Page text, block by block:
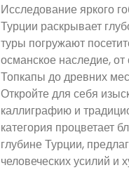
Исследование яркого
Турции раскрывает
туры погружают
османское наследие,
Топкапы до древних
Откройте для себя
каллиграфию и
категория процветает
глубине Турции,
человеческих усилий и